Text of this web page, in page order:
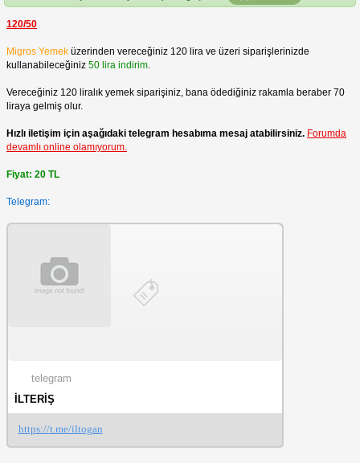
120/50
Migros Yemek üzerinden vereceğiniz 120 lira ve üzeri siparişlerinizde
kullanabileceğiniz 50 lira indirim
Vereceğiniz 120 liralık yemek siparişiniz, bana ödediğiniz rakamla beraber 70
liraya gelmiş olur.
Hızlı iletişim için aşağıdaki telegram hesabıma mesaj atabilirsiniz. Forumda
devamlı online olamıyorum.
Fiyat: 20 TL
Telegram:
telegram
İLTERİŞ
https://t.me/iltogan